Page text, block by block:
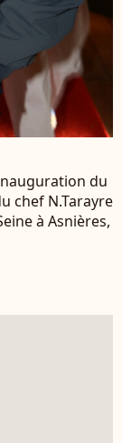
du
chef N.Tarayre
à Asnières,